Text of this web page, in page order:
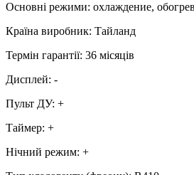
Основні режими: охлаждение,
Країна виробник: Тайланд
Термін гарантії: 36 місяців
Дисплей: -
Пульт ДУ: +
Таймер: +
Нічний режим: +